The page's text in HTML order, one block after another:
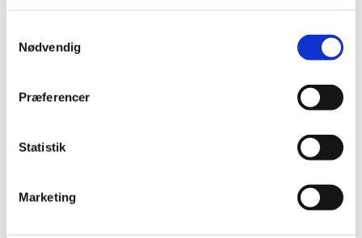
Nødvendig
Præferencer
Statistik
Marketing
Jeg er her med en hel masse naboer fra tårnet
fortæller Else Irene Christensen smilende og
fortsætter:
nemmere. Jeg har en praksis i Holbæk, og tit
skulle slæbe for meget. Så det er en kæmpe
lettelse at få en butik så tæt på hjemmet.